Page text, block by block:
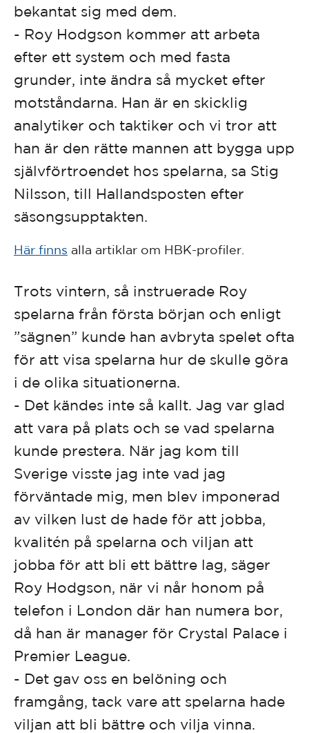
bekantat sig med dem.
- Roy Hodgson kommer att arbeta
efter ett system och med fasta
grunder, inte ändra så mycket efter
motståndarna. Han är en skicklig
analytiker och taktiker och vi tror att
han är den rätte mannen att bygga upp
självförtroendet hos spelarna, sa Stig
Nilsson, till Hallandsposten efter
säsongsupptakten.
Här finns alla artiklar om HBK-profiler.
Trots vintern, så instruerade Roy
spelarna från första början och enligt
”sägnen” kunde han avbryta spelet ofta
för att visa spelarna hur de skulle göra
i de olika situationerna.
- Det kändes inte så kallt. Jag var glad
att vara på plats och se vad spelarna
kunde prestera. När jag kom till
Sverige visste jag inte vad jag
förväntade mig, men blev imponerad
av vilken lust de hade för att jobba,
kvalitén på spelarna och viljan att
jobba för att bli ett bättre lag, säger
Roy Hodgson, när vi når honom på
telefon i London där han numera bor,
då han är manager för Crystal Palace i
Premier League.
- Det gav oss en belöning och
framgång, tack vare att spelarna hade
viljan att bli bättre och vilja vinna.